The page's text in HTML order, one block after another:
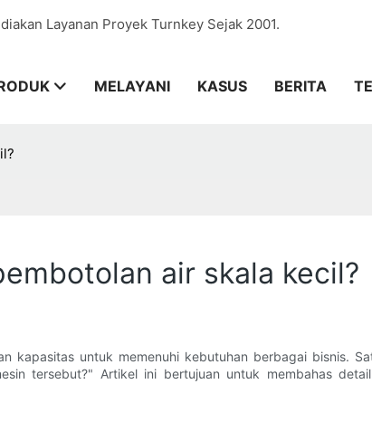
Layanan Proyek Turnkey Sejak 2001.
MELAYANI KASUS BERITA
air skala kecil?
kapasitas untuk memenuhi kebutuhan berbagai bisnis.
tersebut?" Artikel ini bertujuan untuk membahas